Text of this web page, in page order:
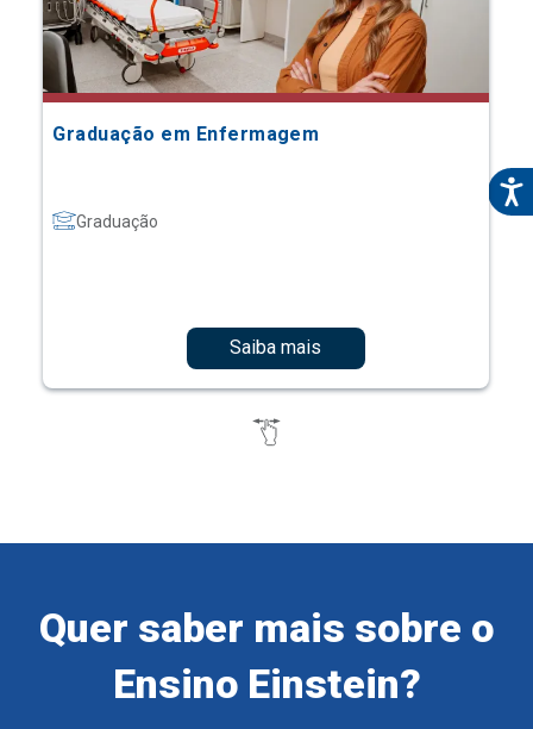
Graduação em Enfermagem
Graduação
Saiba mais
Quer saber mais sobre o
Ensino Einstein?